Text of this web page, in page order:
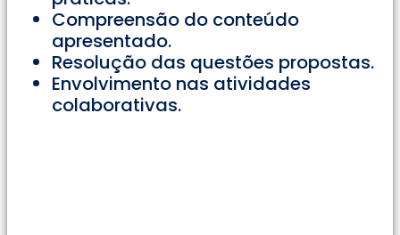
Compreensão do conteúdo
apresentado.
Resolução das questões propostas.
Envolvimento nas atividades
colaborativas.